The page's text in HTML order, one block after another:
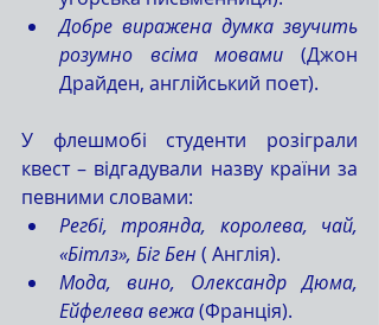
Добре виражена думка звучить
розумно всіма мовами (Джон
Драйден, англійський поет).
У флешмобі студенти розіграли
квест – відгадували назву країни за
певними словами:
Регбі, троянда, королева, чай,
«Бітлз», Біг Бен ( Англія).
Мода, вино, Олександр Дюма,
Ейфелева вежа (Франція).